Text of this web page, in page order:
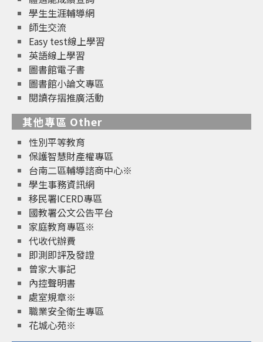
學生生涯輔導網
師生交流
Easy test線上學習
英語線上學習
圖書館電子書
圖書館小論文專區
閱讀存摺推廣活動
其他專區 Other
性別平等教育
保護智慧財產權專區
台南二區輔導諮商中心※
學生事務資訊網
移民署ICERD專區
國教署公文公告平台
家庭教育專區※
代收代辦費
即測即評及發證
曾家大事記
內控聲明書
處室規章※
職業安全衛生專區
花城心苑※